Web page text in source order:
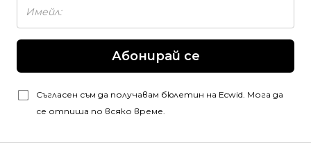
Абонирай се
Съгласен съм да получавам бюлетин на Ecwid. Мога да
се отпиша по всяко време.